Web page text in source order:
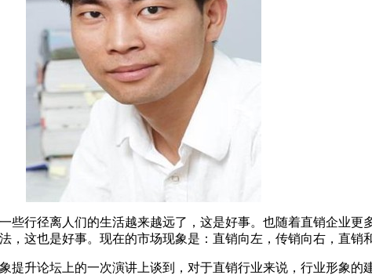
行径离人们的生活越来越远了，这是好事。也随着直销企业更
这也是好事。现在的市场现象是：直销向左，传销向右，直销
升论坛上的一次演讲上谈到，对于直销行业来说，行业形象的